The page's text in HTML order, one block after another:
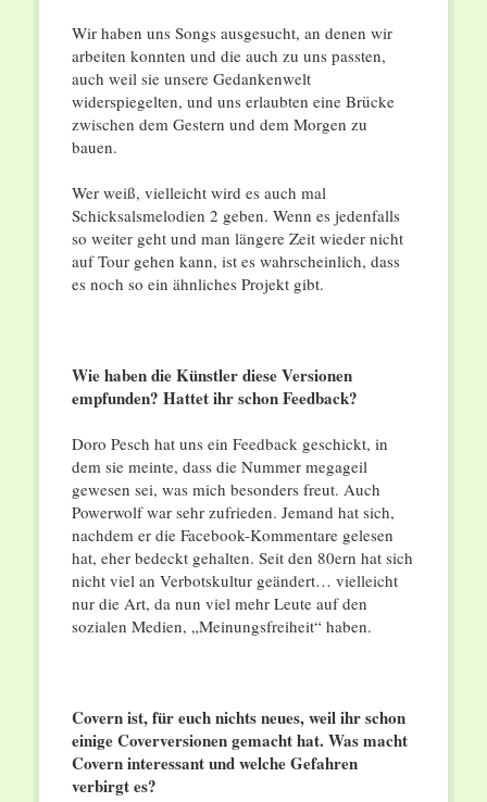
Wir haben uns Songs ausgesucht, an denen wir
arbeiten konnten und die auch zu uns passten,
auch weil sie unsere Gedankenwelt
widerspiegelten, und uns erlaubten eine Brücke
zwischen dem Gestern und dem Morgen zu
bauen.
Wer weiß, vielleicht wird es auch mal
Schicksalsmelodien 2 geben. Wenn es jedenfalls
so weiter geht und man längere Zeit wieder nicht
auf Tour gehen kann, ist es wahrscheinlich, dass
es noch so ein ähnliches Projekt gibt.
Wie haben die Künstler diese Versionen
empfunden? Hattet ihr schon Feedback?
Doro Pesch hat uns ein Feedback geschickt, in
dem sie meinte, dass die Nummer megageil
gewesen sei, was mich besonders freut. Auch
Powerwolf war sehr zufrieden. Jemand hat sich,
nachdem er die Facebook-Kommentare gelesen
hat, eher bedeckt gehalten. Seit den 80ern hat sich
nicht viel an Verbotskultur geändert… vielleicht
nur die Art, da nun viel mehr Leute auf den
sozialen Medien, „Meinungsfreiheit“ haben.
Covern ist, für euch nichts neues, weil ihr schon
einige Coverversionen gemacht hat. Was macht
Covern interessant und welche Gefahren
verbirgt es?